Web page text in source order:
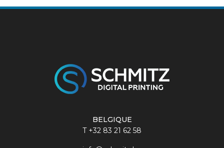
BELGIQUE
T +32 83 21 62 58